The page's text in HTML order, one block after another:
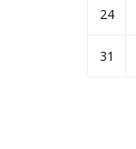
24
31